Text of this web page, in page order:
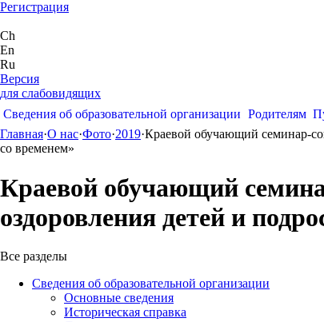
Регистрация
Ch
En
Ru
Версия
для слабовидящих
Сведения об образовательной организации Родителям
Главная·О нас·Фото·2019·Краевой обучающий семинар-
со временем»
Краевой обучающий
оздоровления детей и
Все разделы
Сведения об образовательной организации
Основные сведения
Историческая справка